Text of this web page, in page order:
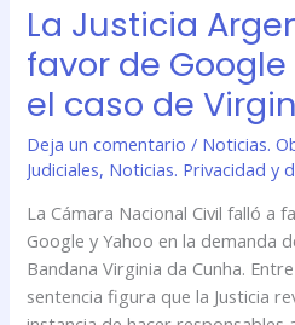
La Justicia
favor de
el caso de
Deja un comentario / Noticias.
Judiciales, Noticias. Privacidad y
La Cámara Nacional Civil falló a
Google y Yahoo en la demanda
Bandana Virginia da Cunha.
sentencia figura que la Justicia
La
Justicia
Argentina
falla
favor
de
Google
y
Yahoo!
en